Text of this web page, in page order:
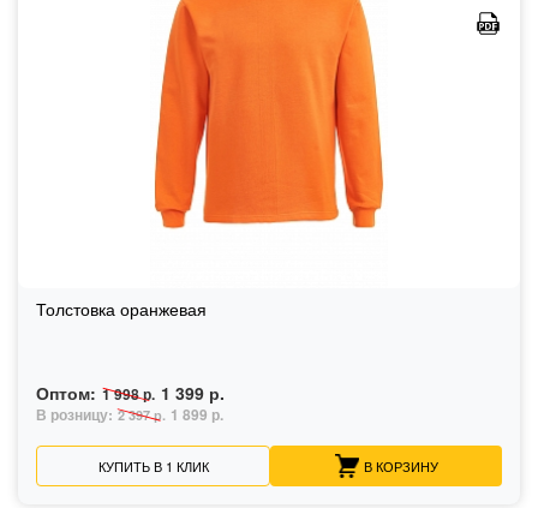
Толстовка оранжевая
Оптом: 1 998 р. 1 399 р.
В розницу: 2 397 р. 1 899 р.
КУПИТЬ В 1 КЛИК В КОРЗИНУ